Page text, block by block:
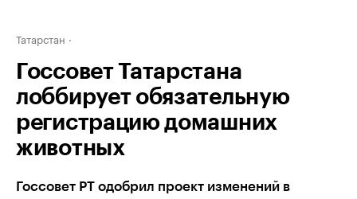
Татарстан
Госсовет Татарстана
лоббирует обязательную
регистрацию домашних
животных
Госсовет РТ одобрил проект изменений в